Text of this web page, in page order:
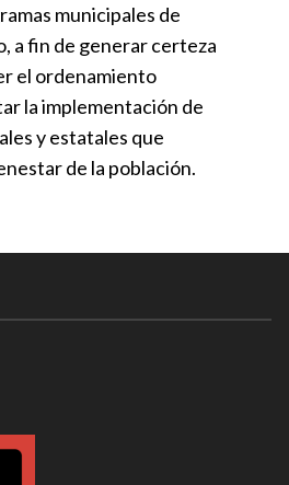
municipales de
a fin de generar certeza
el ordenamiento
la implementación de
y estatales que
de la población.